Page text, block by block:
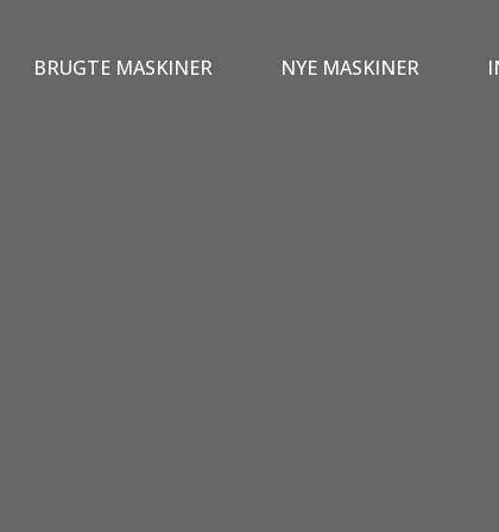
BRUGTE MASKINER NYE MASKINER